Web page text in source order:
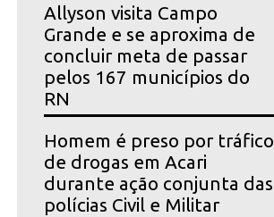
Allyson visita Campo
Grande e se aproxima de
concluir meta de passar
pelos 167 municípios do
RN
Homem é preso por tráfico
de drogas em Acari
durante ação conjunta das
polícias Civil e Militar